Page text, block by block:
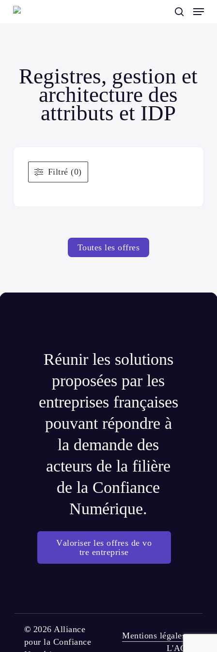
Skip
Menu
Registres, gestion et
architecture des
attributs et IDP
Filtré (0)
Toutes les offres
Réunir les solutions
proposées par les
entreprises françaises
pouvant répondre à
la demande des
acteurs de la filière
de la Confiance
Numérique.
Valoriser les offres de vo
tre entreprise
© 2026 Alliance
pour la Confiance
Mentions légales
L'ACN